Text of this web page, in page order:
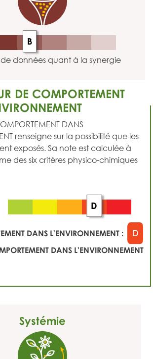
B
données quant à la synergie
DE COMPORTEMENT
DANS
renseigne sur la possibilité que les
exposés. Sa note est calculée à
des six critères physico-chimiques
D
DANS L'ENVIRONNEMENT :
D
DANS L'ENVIRONNEMENT
Systémie